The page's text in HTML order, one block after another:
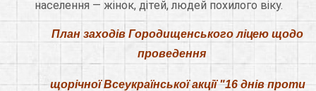
населення — жінок, дітей, людей похилого віку.
План заходів Городищенського ліцею щодо
проведення
щорічної Всеукраїнськоїакції "16 днів проти